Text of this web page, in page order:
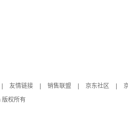
友情链接 销售联盟 京东社区
版权所有